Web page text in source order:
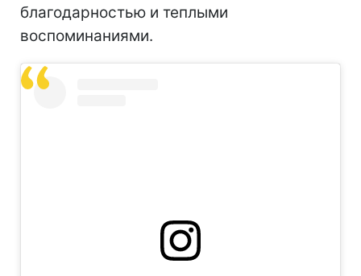
благодарностью и теплыми
воспоминаниями.